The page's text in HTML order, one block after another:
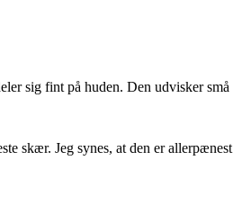
sig fint på huden. Den udvisker
skær. Jeg synes, at den er